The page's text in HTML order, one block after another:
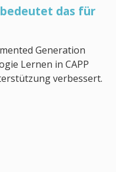
bedeutet das für
Generation
Lernen in CAPP
verbessert.